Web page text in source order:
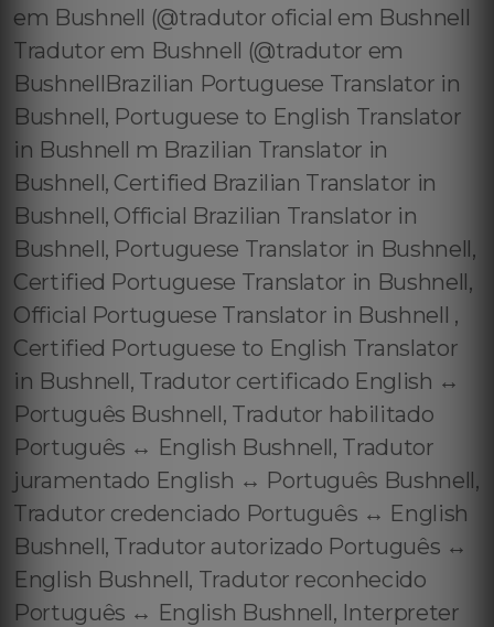
em Bushnell (@tradutor oficial em Bushnell
Tradutor em Bushnell (@tradutor em
BushnellBrazilian Portuguese Translator in
Bushnell, Portuguese to English Translator
in Bushnell m Brazilian Translator in
Bushnell, Certified Brazilian Translator in
Bushnell, Official Brazilian Translator in
Bushnell, Portuguese Translator in Bushnell,
Certified Portuguese Translator in Bushnell,
Official Portuguese Translator in Bushnell ,
Certified Portuguese to English Translator
in Bushnell, Tradutor certificado English ↔️
Português Bushnell, Tradutor habilitado
Português ↔️ English Bushnell, Tradutor
juramentado English ↔️ Português Bushnell,
Tradutor credenciado Português ↔️ English
Bushnell, Tradutor autorizado Português ↔️
English Bushnell, Tradutor reconhecido
Português ↔️ English Bushnell, Interpreter